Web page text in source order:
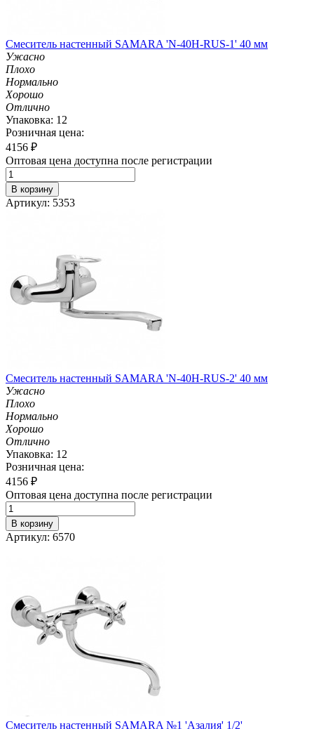
Смеситель настенный SAMARA 'N-40H-RUS-1' 40 мм
Ужасно
Плохо
Нормально
Хорошо
Отлично
Упаковка: 12
Розничная цена:
4156 ₽
Оптовая цена доступна после регистрации
В корзину
Артикул: 5353
Смеситель настенный SAMARA 'N-40H-RUS-2' 40 мм
Ужасно
Плохо
Нормально
Хорошо
Отлично
Упаковка: 12
Розничная цена:
4156 ₽
Оптовая цена доступна после регистрации
В корзину
Артикул: 6570
Смеситель настенный SAMARA №1 'Азалия' 1/2'